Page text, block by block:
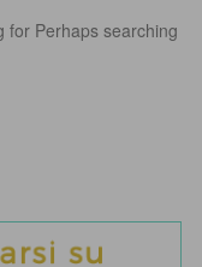
for Perhaps searching